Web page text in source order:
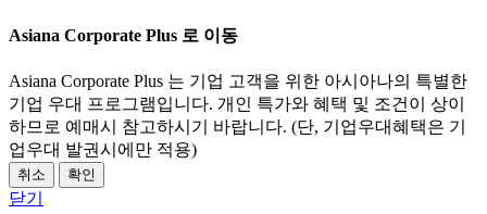
Asiana Corporate Plus 로 이동
Asiana Corporate Plus 는 기업 고객을 위한 아시아나의 특별한
기업 우대 프로그램입니다. 개인 특가와 혜택 및 조건이 상이
하므로 예매시 참고하시기 바랍니다. (단, 기업우대혜택은 기
업우대 발권시에만 적용)
취소 확인
닫기